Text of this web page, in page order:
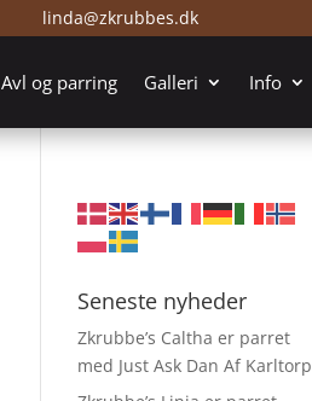
linda@zkrubbes.dk
Avl og parring Galleri Info
Seneste nyheder
Zkrubbe’s Caltha er parret
med Just Ask Dan Af Karltorp